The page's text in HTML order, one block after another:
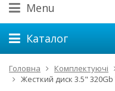
Menu
Каталог
Головна Комплектуючі
Жесткий диск 3.5" 320Gb